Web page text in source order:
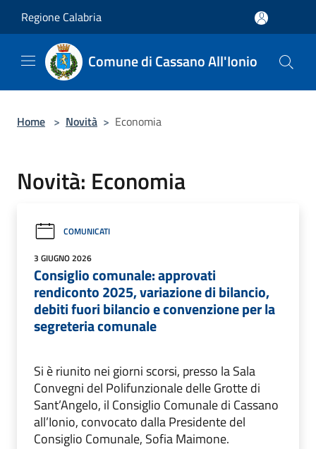
Regione Calabria
Comune di Cassano All'Ionio
Home > Novità > Economia
Novità: Economia
COMUNICATI
3 GIUGNO 2026
Consiglio comunale: approvati
rendiconto 2025, variazione di bilancio,
debiti fuori bilancio e convenzione per la
segreteria comunale
Si è riunito nei giorni scorsi, presso la Sala
Convegni del Polifunzionale delle Grotte di
Sant’Angelo, il Consiglio Comunale di Cassano
all’Ionio, convocato dalla Presidente del
Consiglio Comunale, Sofia Maimone.